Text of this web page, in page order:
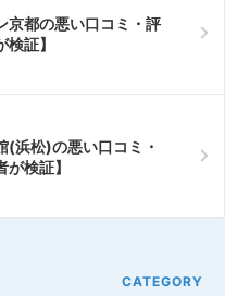
京都の悪い口コミ・評
証】
(浜松)の悪い口コミ・
検証】